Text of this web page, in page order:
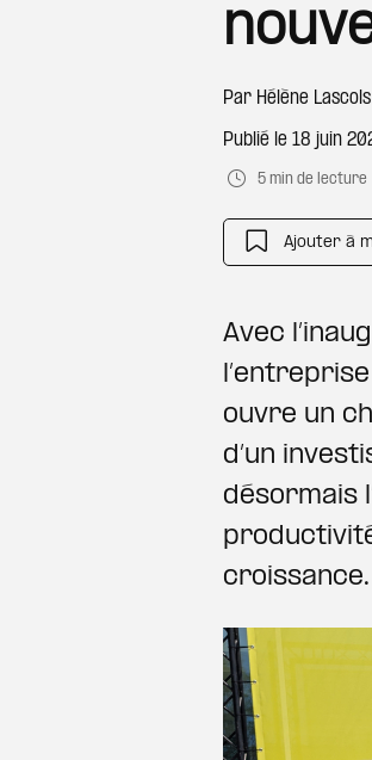
Par Hélène Lascols
Publié le 18 juin
5 min de lecture
Ajouter à
Avec
ouvre un
d’un
désormais
croissance.